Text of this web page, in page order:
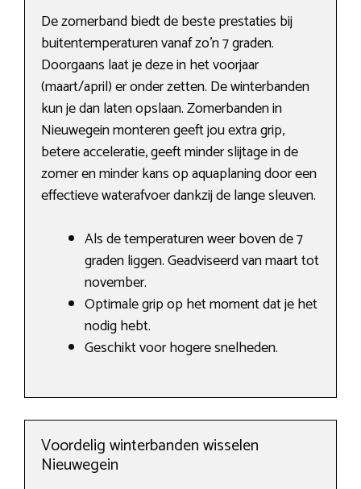
De zomerband biedt de beste prestaties bij
buitentemperaturen vanaf zo’n 7 graden.
Doorgaans laat je deze in het voorjaar
(maart/april) er onder zetten. De winterbanden
kun je dan laten opslaan. Zomerbanden in
Nieuwegein monteren geeft jou extra grip,
betere acceleratie, geeft minder slijtage in de
zomer en minder kans op aquaplaning door een
effectieve waterafvoer dankzij de lange sleuven.
Als de temperaturen weer boven de 7
graden liggen. Geadviseerd van maart tot
november.
Optimale grip op het moment dat je het
nodig hebt.
Geschikt voor hogere snelheden.
Voordelig winterbanden wisselen
Nieuwegein